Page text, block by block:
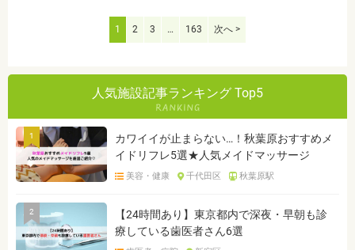
1 2 3 … 163 次へ >
人気施設記事ランキング Top5
1
カワイイが止まらない…！秋葉原おすすめメ
イドリフレ5選★人気メイドマッサージ
美容・健康 千代田区 秋葉原駅
2
【24時間あり】東京都内で深夜・早朝も診
療している歯医者さん6選